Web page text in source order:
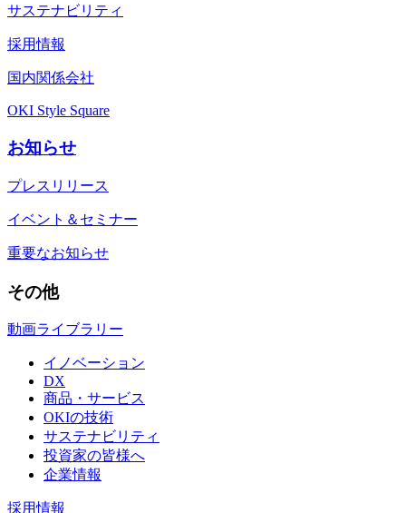
サステナビリティ
採用情報
国内関係会社
OKI Style Square
お知らせ
プレスリリース
イベント＆セミナー
重要なお知らせ
その他
動画ライブラリー
イノベーション
DX
商品・サービス
OKIの技術
サステナビリティ
投資家の皆様へ
企業情報
採用情報